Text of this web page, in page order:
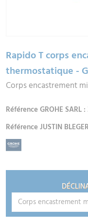
Rapido T corps
thermostatique -
Corps encastrement
Référence GROHE SARL :
Référence JUSTIN